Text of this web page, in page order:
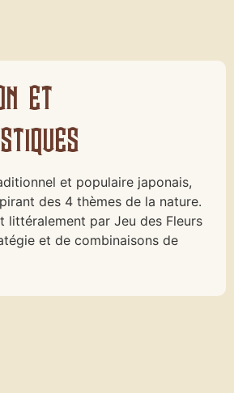
et
et populaire japonais,
des 4 thèmes de la nature.
littéralement par Jeu des Fleurs
et de combinaisons de